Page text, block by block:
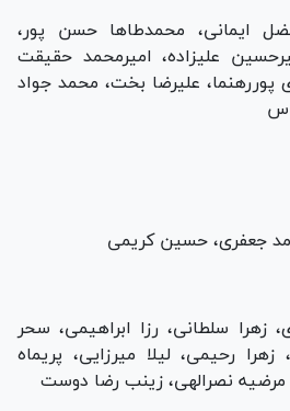
ایمانی، محمدطا‌ها حسن پور،
علیزاده، امیرمحمد حقیقت
علیرضا بخت، محمد جواد
جعفری، حسین کریمی
زهرا سلطانی، رزا ابراهیمی، سحر
زهرا رحیمی، لیلا میرزایی، پریماه
مرضیه نصرالهی، زینب رضا دوست